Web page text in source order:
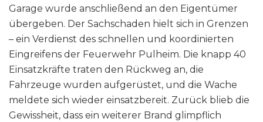
Garage wurde anschließend an den Eigentümer
übergeben. Der Sachschaden hielt sich in Grenzen
– ein Verdienst des schnellen und koordinierten
Eingreifens der Feuerwehr Pulheim. Die knapp 40
Einsatzkräfte traten den Rückweg an, die
Fahrzeuge wurden aufgerüstet, und die Wache
meldete sich wieder einsatzbereit. Zurück blieb die
Gewissheit, dass ein weiterer Brand glimpflich